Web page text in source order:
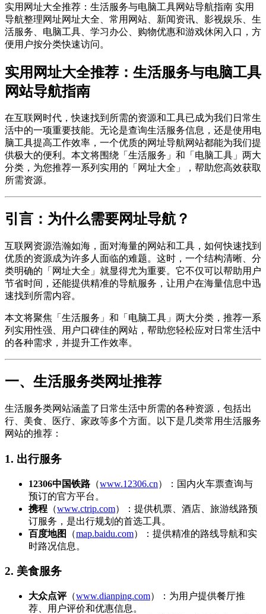
实用网址大全推荐：生活服务与电脑工具网站导航指南 实用
导航整理网址网址大全、常用网站、新闻资讯、影视娱乐、生
活服务、电脑工具、学习办公、购物优惠和游戏休闲入口，方
便用户按分类快速访问。
实用网址大全推荐：生活服务与电脑工具
网站导航指南
在互联网时代，快速找到所需的资源和工具已成为我们日常生
活中的一项重要技能。无论是查询生活服务信息，还是使用电
脑工具提高工作效率，一个优质的网址导航网站都能为我们提
供极大的便利。本文将围绕「生活服务」和「电脑工具」两大
分类，为您推荐一系列实用的「网址大全」，帮助您高效获取
所需资源。
引言：为什么需要网址导航？
互联网资源浩瀚如海，面对海量的网站和工具，如何快速找到
优质的资源成为许多人面临的难题。这时，一个结构清晰、分
类明确的「网址大全」就显得尤为重要。它不仅可以帮助用户
节省时间，还能提供精准的导航服务，让用户在海量信息中迅
速找到所需内容。
本文将聚焦「生活服务」和「电脑工具」两大分类，推荐一系
列实用性强、用户口碑佳的网站，帮助您轻松应对日常生活中
的各种需求，并提升工作效率。
一、生活服务类网址推荐
生活服务类网站涵盖了日常生活中所需的各种资源，包括出
行、美食、医疗、家政等多个方面。以下是几类常用生活服务
网站的推荐：
1. 出行服务
12306中国铁路 （www.12306.cn）：国内火车票查询与
预订的官方平台。
携程 （www.ctrip.com）：提供机票、酒店、旅游线路预
订服务，是出行规划的首选工具。
百度地图
（map.baidu.com）：提供精准的路线导航和实
时路况信息。
2. 美食服务
大众点评（www.dianping.com）：为用户提供餐厅推
荐、用户评价和优惠信息。